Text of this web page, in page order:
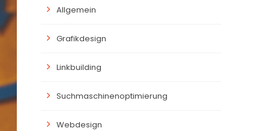
Allgemein
Grafikdesign
Linkbuilding
Suchmaschinenoptimierung
Webdesign